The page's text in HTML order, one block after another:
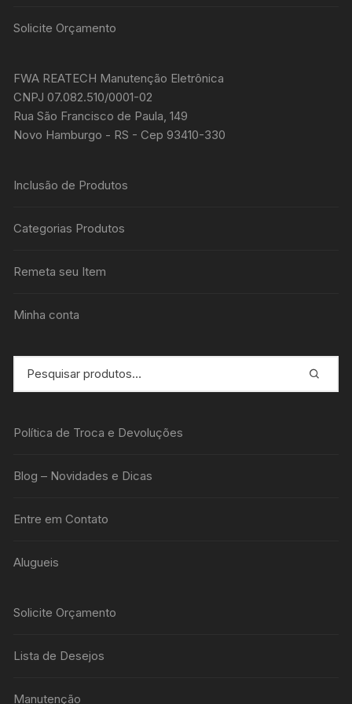
Solicite Orçamento
FWA REATECH Manutenção Eletrônica
CNPJ 07.082.510/0001-02
Rua São Francisco de Paula, 149
Novo Hamburgo - RS - Cep 93410-330
Inclusão de Produtos
Categorias Produtos
Remeta seu Item
Minha conta
Política de Troca e Devoluções
Blog – Novidades e Dicas
Entre em Contato
Alugueis
Solicite Orçamento
Lista de Desejos
Manutenção